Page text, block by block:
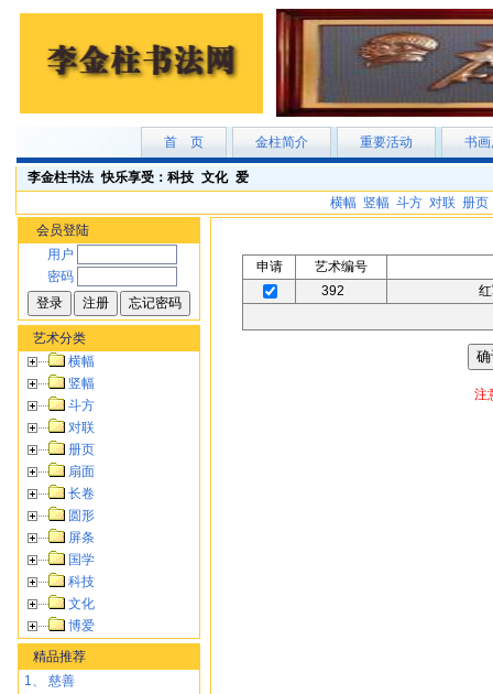
书
重要活动
金柱简介
首 页
李金柱书法 快乐享受：科技 文化 爱
·欢迎访李金柱书法 快乐享受：科
质的服务·企业网上课程·课表选型展
横幅 竖幅 斗方 对联 册页
会员登陆
用户
密码
艺术分类
横幅
竖幅
斗方
对联
册页
扇面
长卷
圆形
屏条
国学
科技
文化
博爱
精品推荐
1、
慈善
申请
艺术编号
392
注